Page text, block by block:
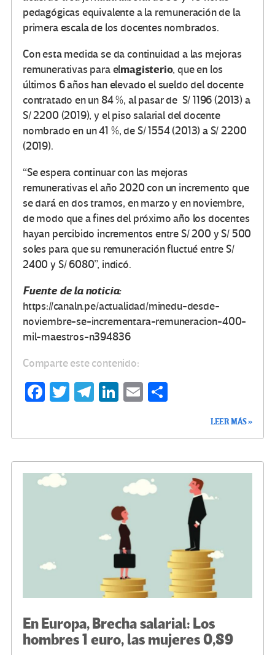
pedagógicas equivalente a la remuneración de la
primera escala de los docentes nombrados.
Con esta medida se da continuidad a las mejoras
remunerativas para elmagisterio, que en los
últimos 6 años han elevado el sueldo del docente
contratado en un 84 %, al pasar de S/ 1196 (2013) a
S/ 2200 (2019), y el piso salarial del docente
nombrado en un 41 %, de S/ 1554 (2013) a S/ 2200
(2019).
“Se espera continuar con las mejoras
remunerativas el año 2020 con un incremento que
se dará en dos tramos, en marzo y en noviembre,
de modo que a fines del próximo año los docentes
hayan percibido incrementos entre S/ 200 y S/ 500
soles para que su remuneración fluctué entre S/
2400 y S/ 6080”, indicó.
Fuente de la noticia:
https://canaln.pe/actualidad/minedu-desde-
noviembre-se-incrementara-remuneracion-400-
mil-maestros-n394836
Comparte este contenido:
Fa
o
k
T
Te
m
Li
n
E
ar
LEER MÁS »
En Europa, Brecha salarial: Los
hombres 1 euro, las mujeres 0,89